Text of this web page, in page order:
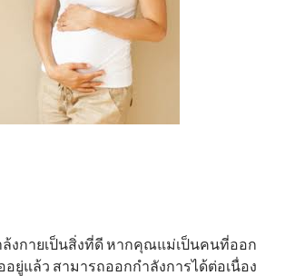
ำล้งกายเป็นสิ่งที่ดี หากคุณแม่เป็นคนที่ออก
อยู่แล้ว สามารถออกกำลังการได้ต่อเนื่อง